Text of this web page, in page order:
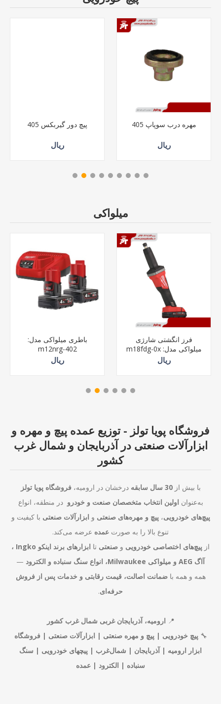
مهره درب سوپاپ 405
ریال
پیچ دور گیربکس 405
ریال
میلواکی
باطری میلواکی مدل:
m12nrg-402
ریال
استیل بر میلواکی سایز
1*115
ریال
فروشگاه پویا تولز - توزیع عمده پیچ و مهره و
ابزارآلات صنعتی در آذربایجان و شمال غرب
کشور
با بیش از30 سال سابقه درخشان در ارومیه،فروشگاه پویا تولز
به‌عنوان اولین انتخاب متخصصان صنعت و خودرو در منطقه، انواع
پیچ‌های خودرویی،پیچ و مهره‌های صنعتی و ابزارآلات صنعتی با کیفیت و
تنوع بالا را به صورت عمده عرضه می‌کند.
از پیچ‌های اختصاصی خودرویی و صنعتی تا
ابزارهای برند اینکو Ingko ،
آاگ AEG و میلواکی Milwaukee، انواع سنگ سنباده و الکترود
—
همه و همه باضمانت اصالت، قیمت رقابتی و خدمات پس از فروش
حرفه‌ای.
📍 ارومیه، آذربایجان غربی شمال غرب کشور
🔧پیچ خودرویی | پیچ و مهره صنعتی | ابزارآلات صنعتی | فروشگاه
ابزار ارومیه | آذربایجان | شمال‌غرب | پیچهای خودرویی | سنگ
سنباده | الکترود | عمده